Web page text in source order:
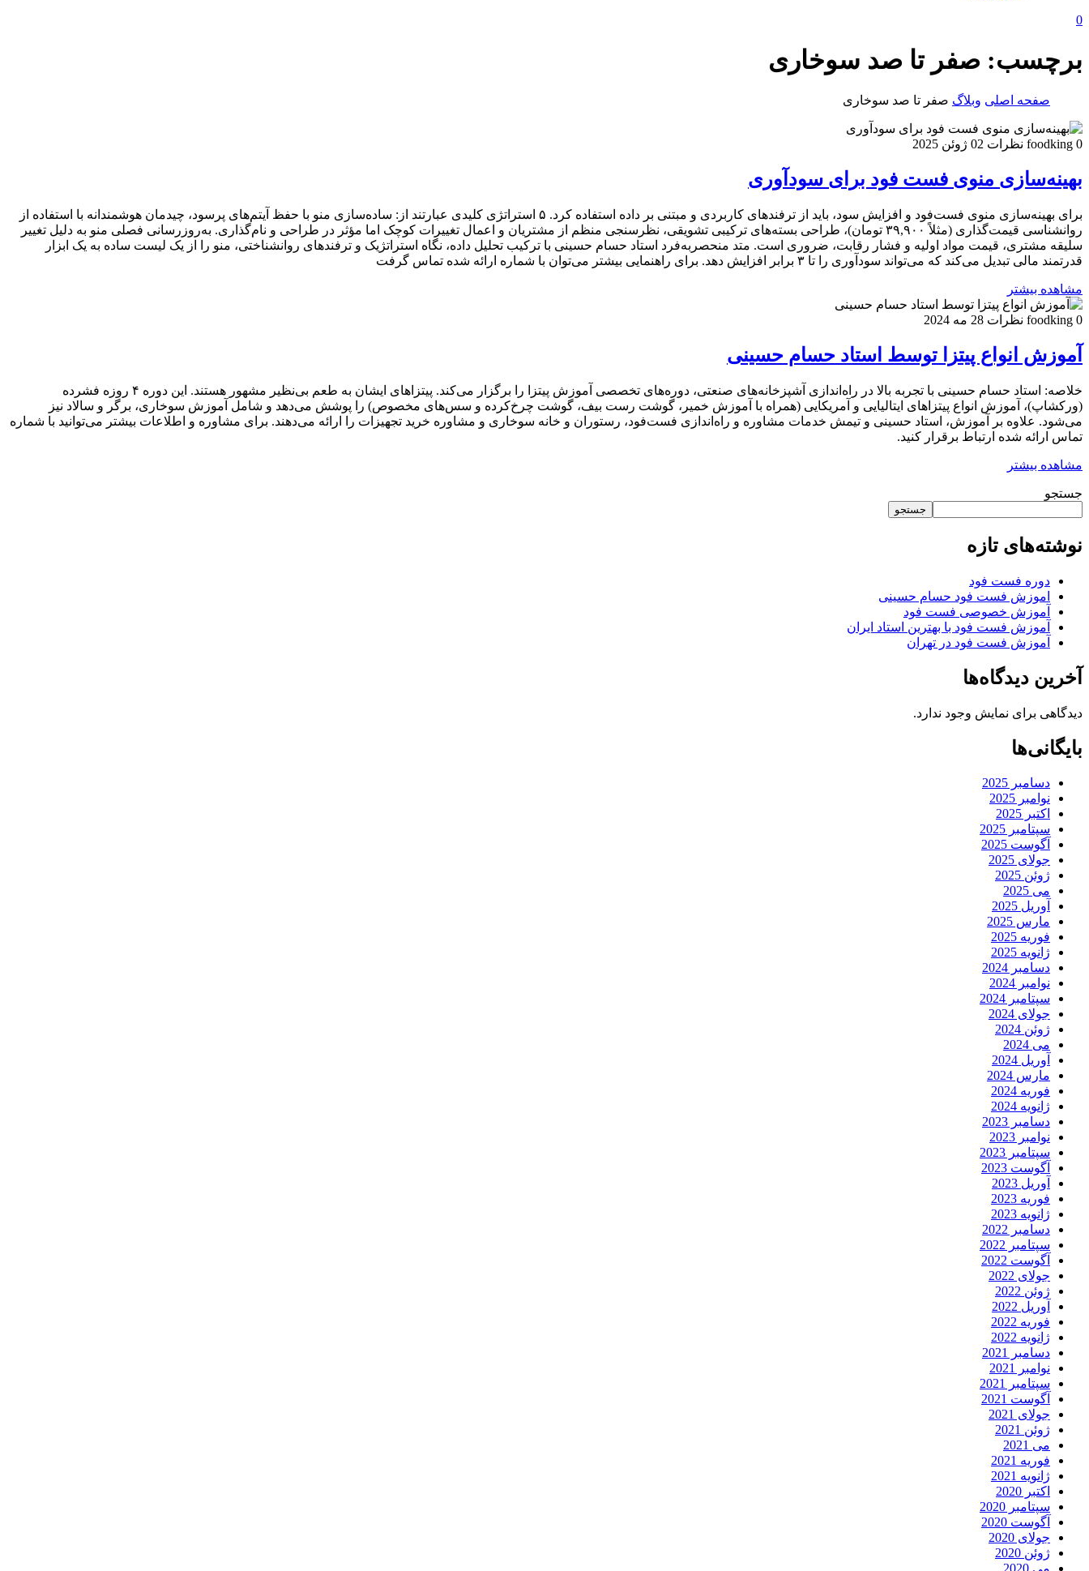
0
برچسب: صفر تا صد سوخاری
صفحه اصلی وبلاگ صفر تا صد سوخاری
foodking 0 نظرات 02 ژوئن 2025
بهینه‌سازی منوی فست فود برای سودآوری
برای بهینه‌سازی منوی فست‌فود و افزایش سود، باید از ترفندهای کاربردی و مبتنی بر داده استفاده کرد. ۵ استراتژی کلیدی عبارتند از: ساده‌سازی منو با حفظ آیتم‌های پرسود، چیدمان هوشمندانه با استفاده از
روانشناسی قیمت‌گذاری (مثلاً ۳۹,۹۰۰ تومان)، طراحی بسته‌های ترکیبی تشویقی، نظرسنجی منظم از مشتریان و اعمال تغییرات کوچک اما مؤثر در طراحی و نام‌گذاری. به‌روزرسانی فصلی منو به دلیل تغییر
سلیقه مشتری، قیمت مواد اولیه و فشار رقابت، ضروری است. متد منحصربه‌فرد استاد حسام حسینی با ترکیب تحلیل داده، نگاه استراتژیک و ترفندهای روانشناختی، منو را از یک لیست ساده به یک ابزار
قدرتمند مالی تبدیل می‌کند که می‌تواند سودآوری را تا ۳ برابر افزایش دهد. برای راهنمایی بیشتر می‌توان با شماره ارائه شده تماس گرفت
مشاهده بیشتر
foodking 0 نظرات 28 مه 2024
آموزش انواع پیتزا توسط استاد حسام حسینی
خلاصه: استاد حسام حسینی با تجربه بالا در راه‌اندازی آشپزخانه‌های صنعتی، دوره‌های تخصصی آموزش پیتزا را برگزار می‌کند. پیتزاهای ایشان به طعم بی‌نظیر مشهور هستند. این دوره ۴ روزه فشرده
(ورکشاپ)، آموزش انواع پیتزاهای ایتالیایی و آمریکایی (همراه با آموزش خمیر، گوشت رست بیف، گوشت چرخ‌کرده و سس‌های مخصوص) را پوشش می‌دهد و شامل آموزش سوخاری، برگر و سالاد نیز
می‌شود. علاوه بر آموزش، استاد حسینی و تیمش خدمات مشاوره و راه‌اندازی فست‌فود، رستوران و خانه سوخاری و مشاوره خرید تجهیزات را ارائه می‌دهند. برای مشاوره و اطلاعات بیشتر می‌توانید با شماره
تماس ارائه شده ارتباط برقرار کنید.
مشاهده بیشتر
جستجو
جستجو
نوشته‌های تازه
دوره فست فود
اموزش فست فود حسام حسینی
آموزش خصوصی فست فود
آموزش فست فود با بهترین استاد ایران
آموزش فست فود در تهران
آخرین دیدگاه‌ها
دیدگاهی برای نمایش وجود ندارد.
بایگانی‌ها
دسامبر 2025
نوامبر 2025
اکتبر 2025
سپتامبر 2025
آگوست 2025
جولای 2025
ژوئن 2025
می 2025
آوریل 2025
مارس 2025
فوریه 2025
ژانویه 2025
دسامبر 2024
نوامبر 2024
سپتامبر 2024
جولای 2024
ژوئن 2024
می 2024
آوریل 2024
مارس 2024
فوریه 2024
ژانویه 2024
دسامبر 2023
نوامبر 2023
سپتامبر 2023
آگوست 2023
آوریل 2023
فوریه 2023
ژانویه 2023
دسامبر 2022
سپتامبر 2022
آگوست 2022
جولای 2022
ژوئن 2022
آوریل 2022
فوریه 2022
ژانویه 2022
دسامبر 2021
نوامبر 2021
سپتامبر 2021
آگوست 2021
جولای 2021
ژوئن 2021
می 2021
فوریه 2021
ژانویه 2021
اکتبر 2020
سپتامبر 2020
آگوست 2020
جولای 2020
ژوئن 2020